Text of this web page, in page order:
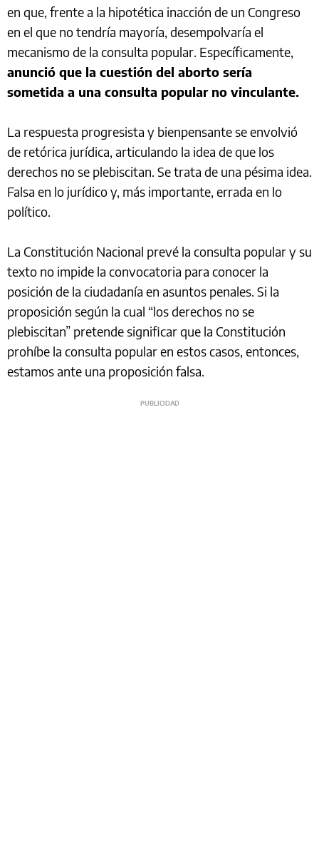
en que, frente a la hipotética inacción de un Congreso
en el que no tendría mayoría, desempolvaría el
mecanismo de la consulta popular. Específicamente,
anunció que la cuestión del aborto sería
sometida a una consulta popular no vinculante.
La respuesta progresista y bienpensante se envolvió
de retórica jurídica, articulando la idea de que los
derechos no se plebiscitan. Se trata de una pésima idea.
Falsa en lo jurídico y, más importante, errada en lo
político.
La Constitución Nacional prevé la consulta popular y su
texto no impide la convocatoria para conocer la
posición de la ciudadanía en asuntos penales. Si la
proposición según la cual “los derechos no se
plebiscitan” pretende significar que la Constitución
prohíbe la consulta popular en estos casos, entonces,
estamos ante una proposición falsa.